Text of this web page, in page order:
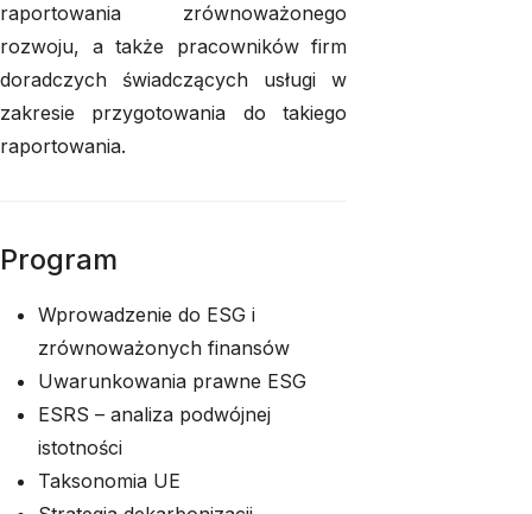
raportowania zrównoważonego
rozwoju, a także pracowników firm
doradczych świadczących usługi w
zakresie przygotowania do takiego
raportowania.
Program
Wprowadzenie do ESG i
zrównoważonych finansów
Uwarunkowania prawne ESG
ESRS – analiza podwójnej
istotności
Taksonomia UE